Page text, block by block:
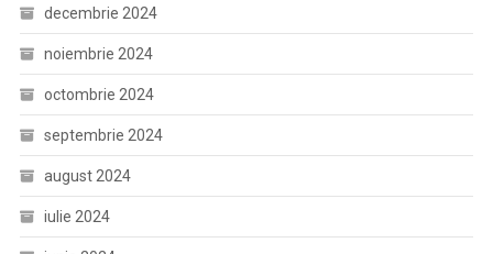
decembrie 2024
noiembrie 2024
octombrie 2024
septembrie 2024
august 2024
iulie 2024